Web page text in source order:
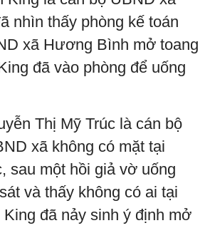
nhìn thấy phòng kế toán
xã Hương Bình mở toang
đã vào phòng để uống
Thị Mỹ Trúc là cán bộ
xã không có mặt tại
sau một hồi giả vờ uống
và thấy không có ai tại
King đã nảy sinh ý định mở